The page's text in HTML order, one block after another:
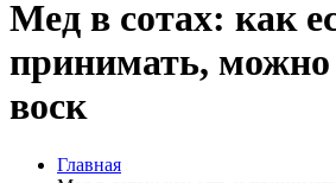
Мед в сотах: как
принимать, можно
воск
Главная